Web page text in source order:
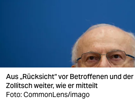
verlag
veranstaltungen
Aus „Rücksicht“ vor Betroffenen und
Zollitsch weiter, wie er mitteilt
Foto: CommonLens/imago